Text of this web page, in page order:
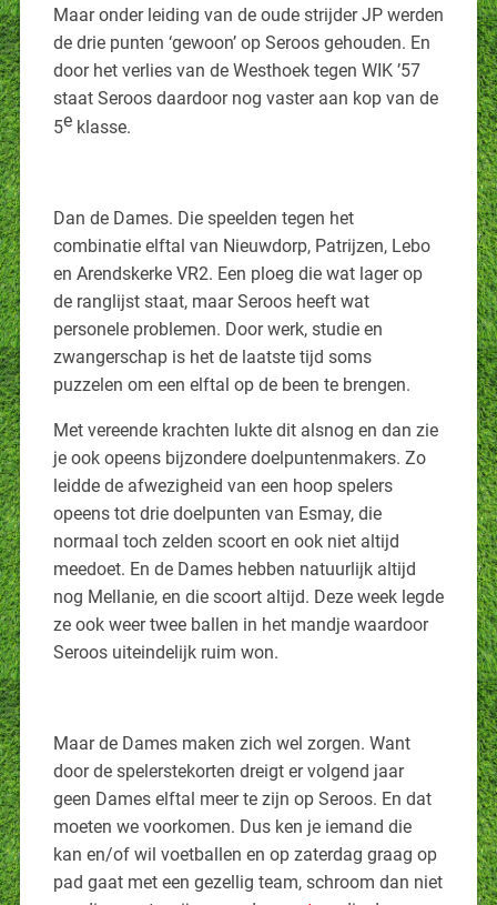
Maar onder leiding van de oude strijder JP werden
de drie punten ‘gewoon’ op Seroos gehouden. En
door het verlies van de Westhoek tegen WIK ’57
staat Seroos daardoor nog vaster aan kop van de
5eklasse.
Dan de Dames. Die speelden tegen het
combinatie elftal van Nieuwdorp, Patrijzen, Lebo
en Arendskerke VR2. Een ploeg die wat lager op
de ranglijst staat, maar Seroos heeft wat
personele problemen. Door werk, studie en
zwangerschap is het de laatste tijd soms
puzzelen om een elftal op de been te brengen.
Met vereende krachten lukte dit alsnog en dan zie
je ook opeens bijzondere doelpuntenmakers. Zo
leidde de afwezigheid van een hoop spelers
opeens tot drie doelpunten van Esmay, die
normaal toch zelden scoort en ook niet altijd
meedoet. En de Dames hebben natuurlijk altijd
nog Mellanie, en die scoort altijd. Deze week legde
ze ook weer twee ballen in het mandje waardoor
Seroos uiteindelijk ruim won.
Maar de Dames maken zich wel zorgen. Want
door de spelerstekorten dreigt er volgend jaar
geen Dames elftal meer te zijn op Seroos. En dat
moeten we voorkomen. Dus ken je iemand die
kan en/of wil voetballen en op zaterdag graag op
pad gaat met een gezellig team, schroom dan niet